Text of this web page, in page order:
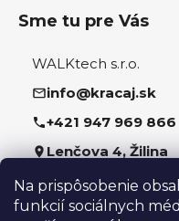
Na prispôsobenie
funkcií sociálnych
Sme tu pre Vás
WALKtech s.r.o.
info@kracaj.sk
+421 947 969 866
Lenčova 4, Žilina
Sledujte nás